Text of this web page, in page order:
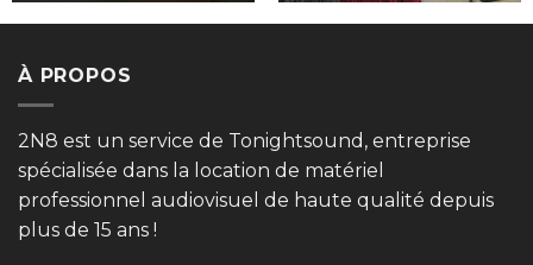
À PROPOS
2N8 est un service de Tonightsound, entreprise
spécialisée dans la location de matériel
professionnel audiovisuel de haute qualité depuis
plus de 15 ans !